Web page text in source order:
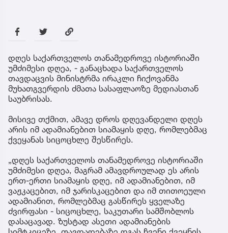
დღეს საქართველოს თანამედროვე ისტორიაში
უმძიმესი დღეა, - განაცხადა საქართველოს
თავდაცვის მინისტრმა ირაკლი ჩიქოვანმა
მუხათგვერდის ძმათა სასაფლაოზე მედიასთან
საუბრისას.
მისივე თქმით, ამავე დროს დღევანდელი დღეს
არის იმ ადამიანებით სიამაყის დღე, რომლებმაც
ქვეყანას სიცოცხლე შესწირეს.
„დღეს საქართველოს თანამედროვე ისტორიაში
უმძიმესი დღეა, მაგრამ ამავდროულად ეს არის
ერთ-ერთი სიამაყის დღე, იმ ადამიანებით, იმ
ვაჟკაცებით, იმ ჯარისკაცებით და იმ თითოეული
ადამიანით, რომლებმაც გასწირეს ყველაზე
ძვირფასი - სიცოცხლე, საკუთარი სამშობლოს
დასაცავად. ზუსტად ასეთი ადამიანების